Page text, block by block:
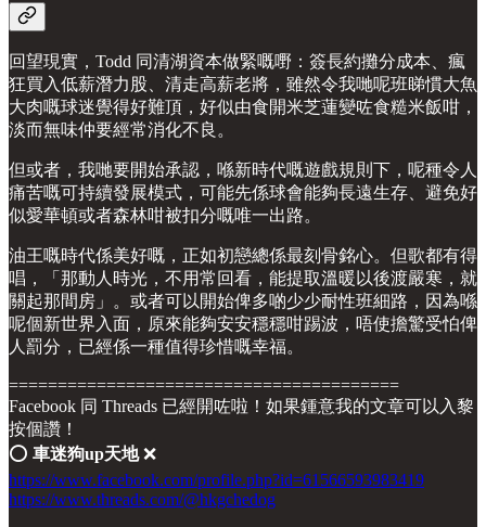
回望現實，Todd 同清湖資本做緊嘅嘢：簽長約攤分成本、瘋
狂買入低薪潛力股、清走高薪老將，雖然令我哋呢班睇慣大魚
大肉嘅球迷覺得好難頂，好似由食開米芝蓮變咗食糙米飯咁，
淡而無味仲要經常消化不良。
但或者，我哋要開始承認，喺新時代嘅遊戲規則下，呢種令人
痛苦嘅可持續發展模式，可能先係球會能夠長遠生存、避免好
似愛華頓或者森林咁被扣分嘅唯一出路。
油王嘅時代係美好嘅，正如初戀總係最刻骨銘心。但歌都有得
唱，「那動人時光，不用常回看，能提取溫暖以後渡嚴寒，就
關起那間房」。或者可以開始俾多啲少少耐性班細路，因為喺
呢個新世界入面，原來能夠安安穩穩咁踢波，唔使擔驚受怕俾
人罰分，已經係一種值得珍惜嘅幸福。
========================================
Facebook 同 Threads 已經開咗啦！如果鍾意我的文章可以入黎
按個讚！
⭕️ 車迷狗up天地❌
https://www.facebook.com/profile.php?id=61566593983419
https://www.threads.com/@hkgchedog